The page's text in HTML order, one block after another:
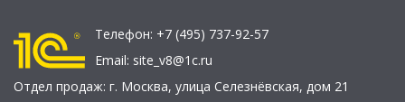
Телефон: +7 (495) 737-92-57
Email: site_v8@1c.ru
Отдел продаж: г. Москва, улица Селезнёвская, дом 21